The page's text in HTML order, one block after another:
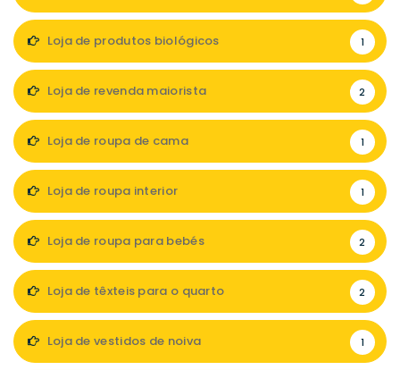
Loja de produtos biológicos 1
Loja de revenda maiorista 2
Loja de roupa de cama 1
Loja de roupa interior 1
Loja de roupa para bebés 2
Loja de têxteis para o quarto 2
Loja de vestidos de noiva 1